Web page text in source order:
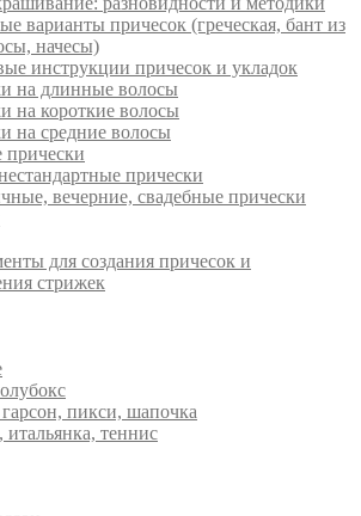
варианты причесок (греческая, бант из
начесы)
инструкции причесок и укладок
на длинные волосы
на короткие волосы
на средние волосы
прически
вечерние, свадебные прически
для создания причесок и
стрижек
пикси, шапочка
итальянка, теннис